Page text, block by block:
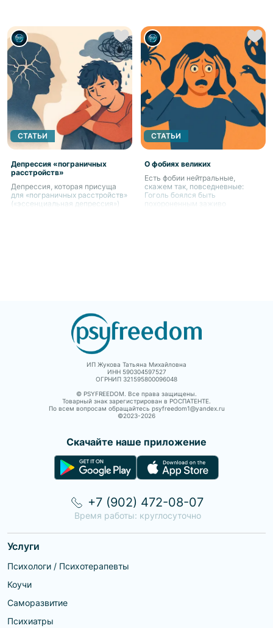
СТАТЬИ
Депрессия «пограничных
расстройств»
Депрессия, которая присуща
для «пограничных расстройств»
(«эссенциальная депрессия»)
СТАТЬИ
О фобиях великих
Есть фобии нейтральные,
скажем так, повседневные:
Гоголь боялся быть
похороненным заживо
ИП Жукова Татьяна Михайловна
ИНН 590304597527
ОГРНИП 321595800096048
© PSYFREEDOM. Все права защищены.
Товарный знак зарегистрирован в РОСПАТЕНТЕ.
По всем вопросам обращайтесь psyfreedom1@yandex.ru
©2023-2026
Скачайте наше приложение
Услуги
Психологи / Психотерапевты
Коучи
Саморазвитие
Психиатры
+7 (902) 472-08-07
Время работы: круглосуточно